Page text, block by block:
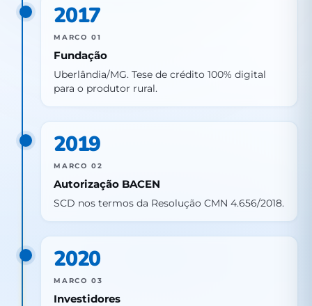
2017
MARCO 01
Fundação
Uberlândia/MG. Tese de crédito 100% digital
para o produtor rural.
2019
MARCO 02
Autorização BACEN
SCD nos termos da Resolução CMN 4.656/2018.
2020
MARCO 03
Investidores